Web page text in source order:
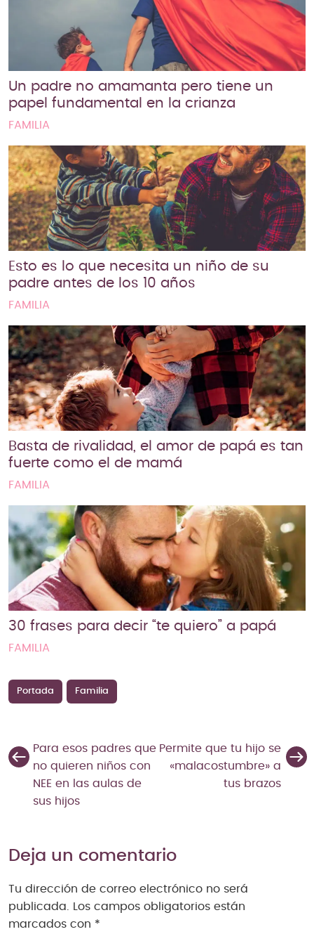
Un padre no amamanta pero tiene un
papel fundamental en la crianza
FAMILIA
Esto es lo que necesita un niño de su
padre antes de los 10 años
FAMILIA
Basta de rivalidad, el amor de papá es tan
fuerte como el de mamá
FAMILIA
30 frases para decir “te quiero” a papá
FAMILIA
Portada Familia
Para esos padres que
no quieren niños con
NEE en las aulas de
sus hijos
Permite que tu hijo se
«malacostumbre» a
tus brazos
Deja un comentario
Tu dirección de correo electrónico no será
publicada. Los campos obligatorios están
marcados con *